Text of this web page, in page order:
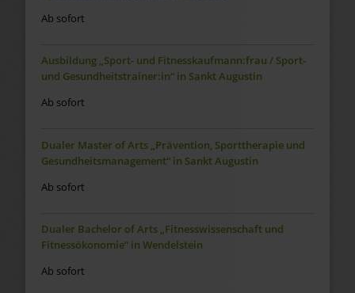
Ab sofort
Ausbildung „Sport- und Fitnesskaufmann:frau / Sport-
und Gesundheitstrainer:in“ in Sankt Augustin
Ab sofort
Dualer Master of Arts „Prävention, Sporttherapie und
Gesundheitsmanagement“ in Sankt Augustin
Ab sofort
Dualer Bachelor of Arts „Fitnesswissenschaft und
Fitnessökonomie“ in Wendelstein
Ab sofort